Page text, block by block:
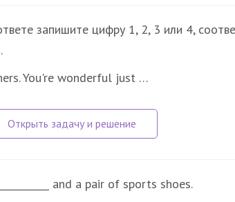
запишите цифру 1, 2, 3 или 4,
You're wonderful just …
and a pair of sports shoes.